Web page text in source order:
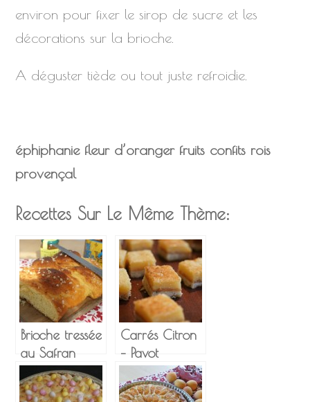
environ pour fixer le sirop de sucre et les
décorations sur la brioche.
A déguster tiède ou tout juste refroidie.
éphiphanie fleur d’oranger fruits confits rois
provençal
Recettes Sur Le Même Thème:
Brioche tressée
au Safran
Carrés Citron
– Pavot